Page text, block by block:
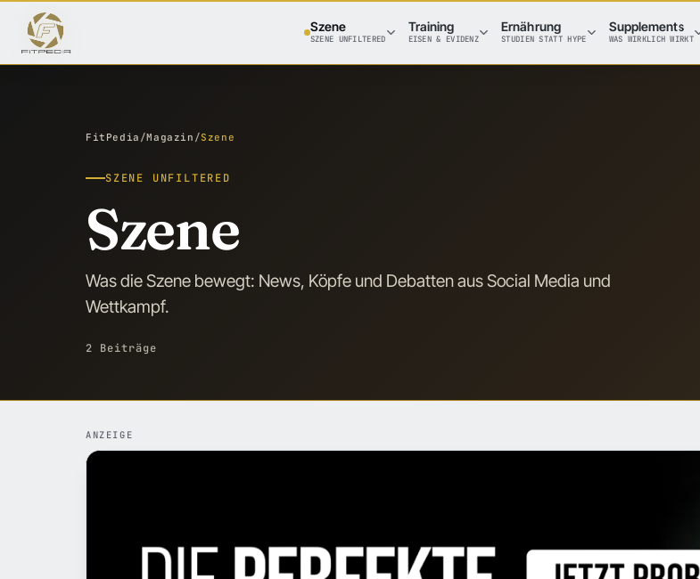
Szene
SZENE UNFILTERED
Training
EISEN & EVIDENZ
Ernährung
STUDIEN STATT HYPE
Supplements
WAS WIRKLICH WIRKT
FitPedia /Magazin /Szene
SZENE UNFILTERED
Szene
Was die Szene bewegt: News, Köpfe und Debatten aus Social Media und
Wettkampf.
2 Beiträge
ANZEIGE